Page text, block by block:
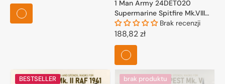
regularna
1 Man Army 24DET020
Supermarine Spitfire Mk.VIII
for Airfix kits 1/24Brak recenzji
Cena
regularna
188,82 zł
BESTSELLER brak produktu